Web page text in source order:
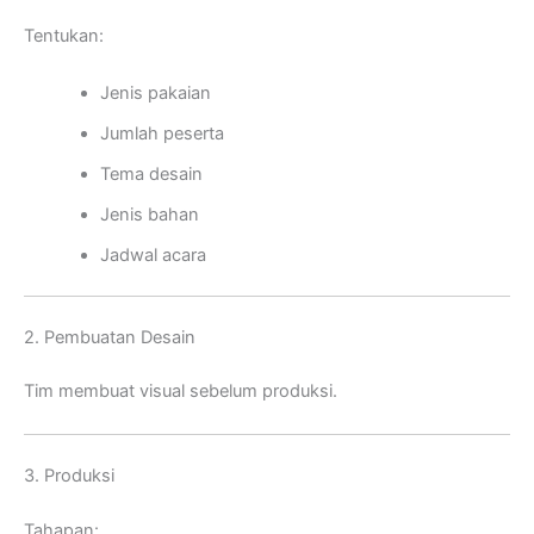
Tentukan:
Jenis pakaian
Jumlah peserta
Tema desain
Jenis bahan
Jadwal acara
2. Pembuatan Desain
Tim membuat visual sebelum produksi.
3. Produksi